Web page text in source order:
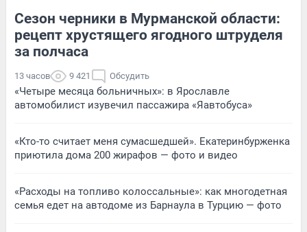
Сезон черники в Мурманской области:
рецепт хрустящего ягодного штруделя
за полчаса
13 часов 9 421 Обсудить
«Четыре месяца больничных»: в Ярославле
автомобилист изувечил пассажира «Яавтобуса»
«Кто-то считает меня сумасшедшей». Екатеринбурженка
приютила дома 200 жирафов — фото и видео
«Расходы на топливо колоссальные»: как многодетная
семья едет на автодоме из Барнаула в Турцию — фото